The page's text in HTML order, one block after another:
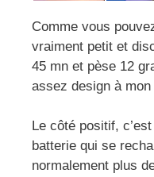
Comme vous
vraiment petit et
45 mn et pèse 12
assez design à mon
Le côté positif,
batterie qui se
normalement plus